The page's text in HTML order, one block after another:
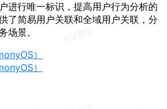
进行唯一标识，提高用户行为分析的
了简易用户关联和全域用户关联，分
场景。
）
）